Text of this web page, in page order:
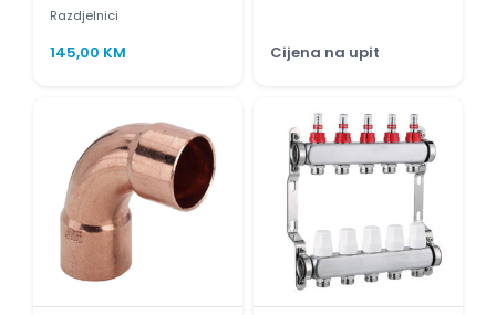
Razdjelnici
145,00 KM Cijena na upit